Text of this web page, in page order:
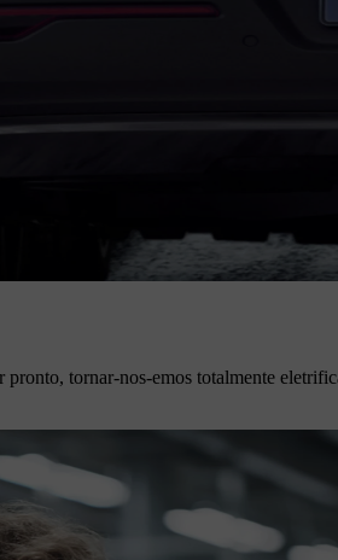
tornar-nos-emos totalmente